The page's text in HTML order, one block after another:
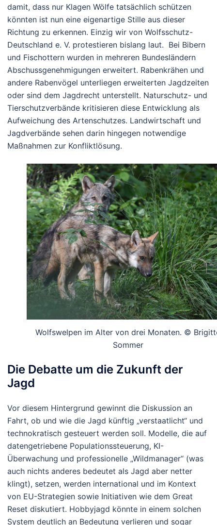
damit, dass nur Klagen Wölfe tatsächlich schützen
könnten ist nun eine eigenartige Stille aus dieser
Richtung zu erkennen. Einzig wir von Wolfsschutz-
Deutschland e. V. protestieren bislang laut. Bei Bibern
und Fischottern wurden in mehreren Bundesländern
Abschussgenehmigungen erweitert. Rabenkrähen und
andere Rabenvögel unterliegen erweiterten Jagdzeiten
oder sind dem Jagdrecht unterstellt. Naturschutz- und
Tierschutzverbände kritisieren diese Entwicklung als
Aufweichung des Artenschutzes. Landwirtschaft und
Jagdverbände sehen darin hingegen notwendige
Maßnahmen zur Konfliktlösung.
Wolfswelpen im Alter von drei Monaten. ©
Sommer
Die Debatte um die Zukunft der
Jagd
Vor diesem Hintergrund gewinnt die Diskussion an
Fahrt, ob und wie die Jagd künftig „verstaatlicht“ und
technokratisch gesteuert werden soll. Modelle, die auf
datengetriebene Populationssteuerung, KI-
Überwachung und professionelle „Wildmanager“ (was
auch nichts anderes bedeutet als Jagd aber netter
klingt), setzen, werden international und im Kontext
von EU-Strategien sowie Initiativen wie dem Great
Reset diskutiert. Hobbyjagd könnte in einem solchen
System deutlich an Bedeutung verlieren und sogar